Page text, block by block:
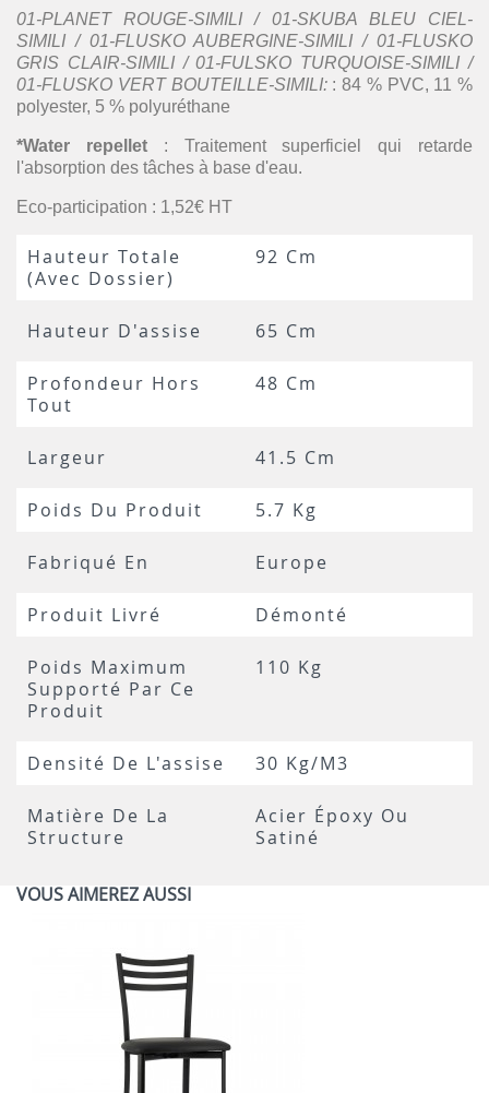
01-PLANET ROUGE-SIMILI / 01-SKUBA BLEU CIEL-
SIMILI / 01-FLUSKO AUBERGINE-SIMILI / 01-FLUSKO
GRIS CLAIR-SIMILI / 01-FULSKO TURQUOISE-SIMILI /
01-FLUSKO VERT BOUTEILLE-SIMILI: : 84 % PVC, 11 %
polyester, 5 % polyuréthane
*Water repellet: Traitement superficiel qui retarde
l'absorption des tâches à base d'eau.
Eco-participation : 1,52€ HT
Hauteur Totale
(avec Dossier)
92 Cm
Hauteur D'assise 65 Cm
Profondeur Hors
Tout
48 Cm
Largeur 41.5 Cm
Poids Du Produit 5.7 Kg
Fabriqué En Europe
Produit Livré Démonté
Poids Maximum
Supporté Par Ce
Produit
110 Kg
Densité De L'assise 30 Kg/m3
Matière De La
Structure
Acier Époxy Ou
Satiné
VOUS AIMEREZ AUSSI